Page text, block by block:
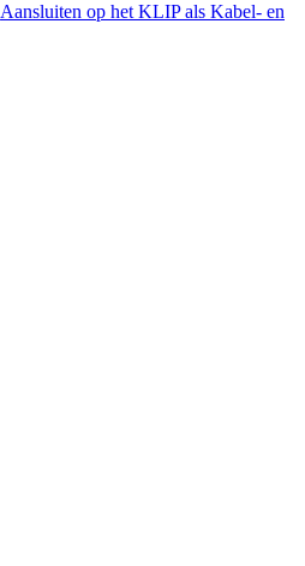
Aansluiten op het KLIP als Kabel- en